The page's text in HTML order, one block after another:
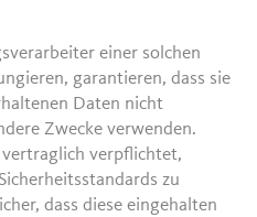
einer solchen
garantieren, dass sie
Daten nicht
Zwecke verwenden.
verpflichtet,
zu
dass diese eingehalten